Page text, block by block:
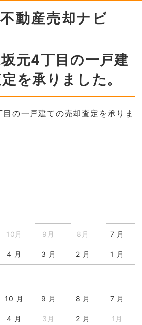
動産売却ナビ
元4丁目の一戸建
を承りました。
の一戸建ての売却査定を承りま
10月 9月 8月 7 月
4 月 3 月 2 月 1 月
10 月 9 月 8 月 7 月
4 月 3月 2 月 1月